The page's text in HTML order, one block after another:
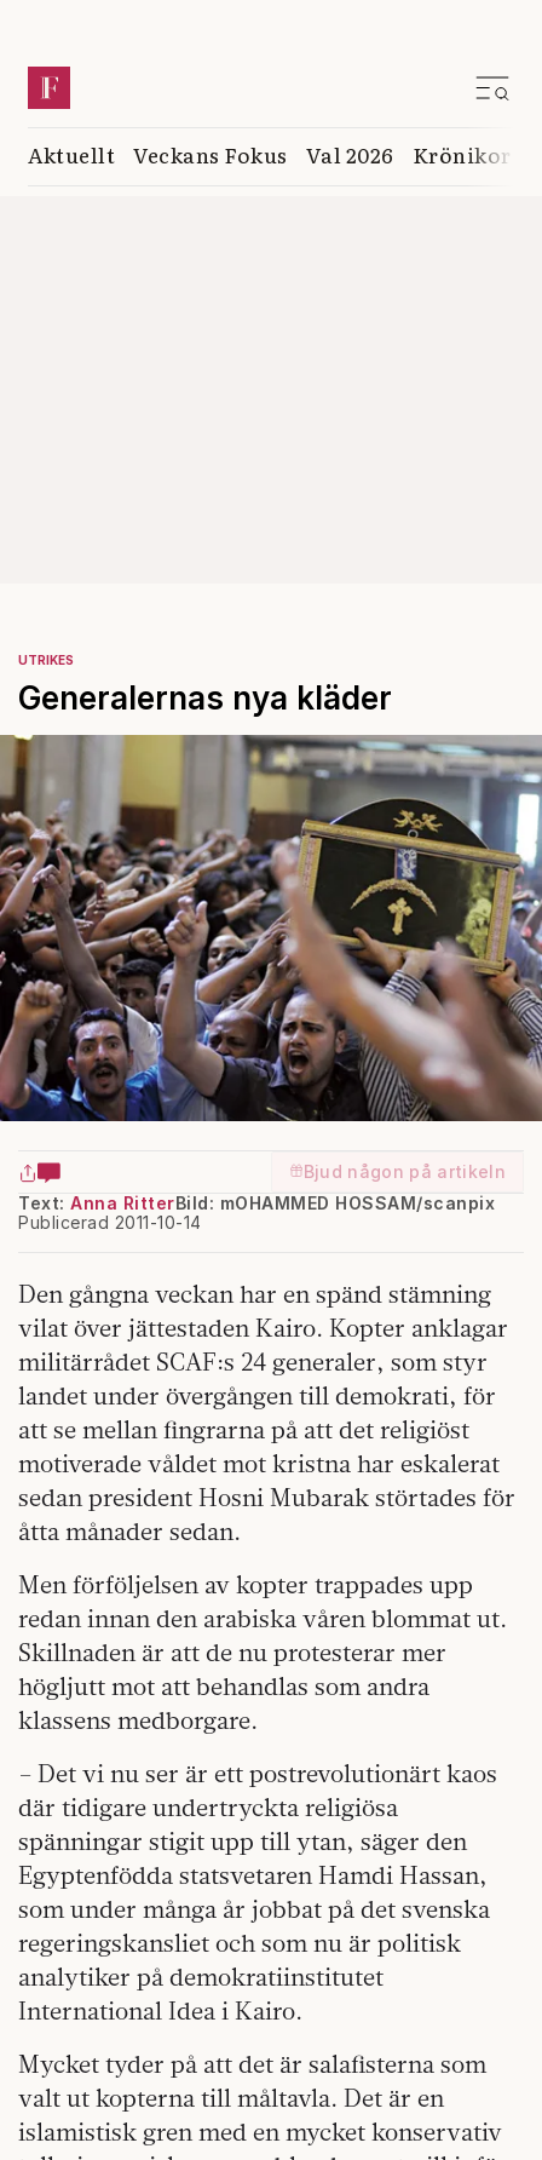
Aktuellt Veckans Fokus Val 2026 Krönikor
UTRIKES
Generalernas nya kläder
Bjud någon på artikeln
Text: Anna Ritter
Publicerad 2011-10-14
Bild: mOHAMMED HOSSAM/scanpix
Den gångna veckan har en spänd stämning
vilat över jättestaden Kairo. Kopter anklagar
militärrådet SCAF:s 24 generaler, som styr
landet under övergången till demokrati, för
att se mellan fingrarna på att det religiöst
motiverade våldet mot kristna har eskalerat
sedan president Hosni Mubarak störtades för
åtta månader sedan.
Men förföljelsen av kopter trappades upp
redan innan den arabiska våren blommat ut.
Skillnaden är att de nu protesterar mer
högljutt mot att behandlas som andra
klassens medborgare.
– Det vi nu ser är ett postrevolutionärt kaos
där tidigare undertryckta religiösa
spänningar stigit upp till ytan, säger den
Egyptenfödda statsvetaren Hamdi Hassan,
som under många år jobbat på det svenska
regeringskansliet och som nu är politisk
analytiker på demokratiinstitutet
International Idea i Kairo.
Mycket tyder på att det är salafisterna som
valt ut kopterna till måltavla. Det är en
islamistisk gren med en mycket konservativ